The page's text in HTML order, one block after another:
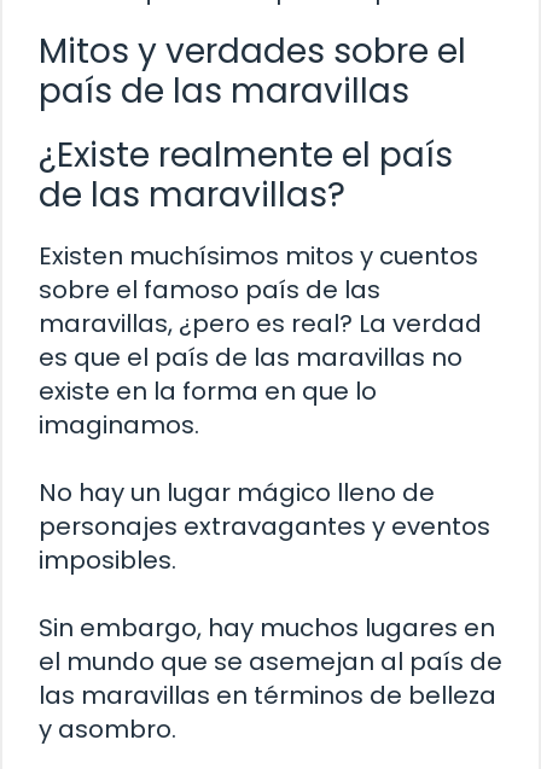
Mitos y verdades sobre el
país de las maravillas
¿Existe realmente el país
de las maravillas?
Existen muchísimos mitos y cuentos
sobre el famoso país de las
maravillas, ¿pero es real? La verdad
es que el país de las maravillas no
existe en la forma en que lo
imaginamos.
No hay un lugar mágico lleno de
personajes extravagantes y eventos
imposibles.
Sin embargo, hay muchos lugares en
el mundo que se asemejan al país de
las maravillas en términos de belleza
y asombro.